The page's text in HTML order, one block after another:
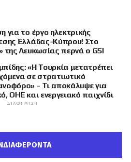
για το έργο ηλεκτρικής
Ελλάδας-Κύπρου! Στο
της Λευκωσίας περνά ο GSI
«Η Τουρκία μετατρέπει
σε στρατιωτικό
– Τι αποκάλυψε για
ΟΗΕ και ενεργειακό παιχνίδι
ΔΙΑΦΉΜΙΣΗ